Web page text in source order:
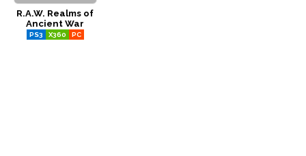
R.A.W. Realms of
Ancient War
PS3 X360 PC